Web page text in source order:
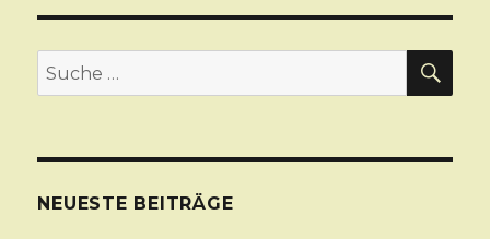
Suche
nach:
NEUESTE BEITRÄGE